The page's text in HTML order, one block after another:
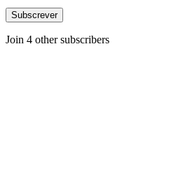
Subscrever
Join 4 other subscribers